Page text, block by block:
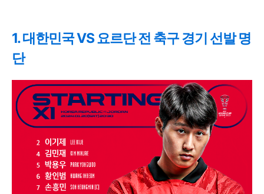
1. 대한민국 VS 요르단 전 축구 경기 선발 명
단